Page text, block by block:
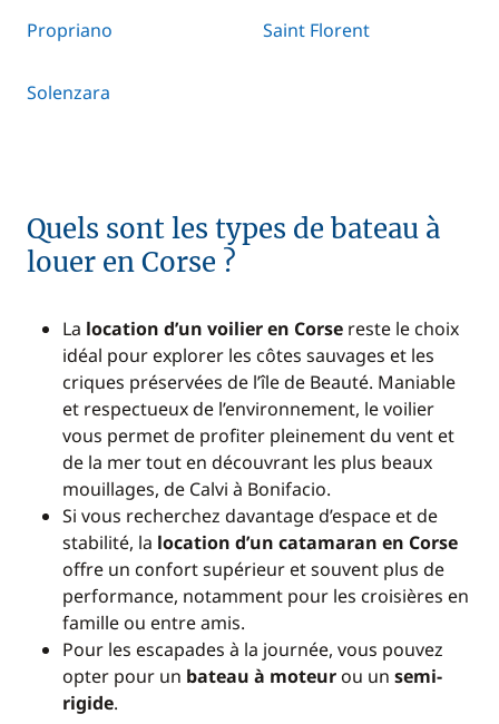
Propriano Saint Florent
Solenzara
Quels sont les types de bateau à
louer en Corse ?
La location d’un voilier en Corse reste le choix
idéal pour explorer les côtes sauvages et les
criques préservées de l’île de Beauté. Maniable
et respectueux de l’environnement, le voilier
vous permet de profiter pleinement du vent et
de la mer tout en découvrant les plus beaux
mouillages, de Calvi à Bonifacio.
Si vous recherchez davantage d’espace et de
stabilité, la location d’un catamaran en Corse
offre un confort supérieur et souvent plus de
performance, notamment pour les croisières en
famille ou entre amis.
Pour les escapades à la journée, vous pouvez
opter pour un bateau à moteur ou un semi-
rigide.